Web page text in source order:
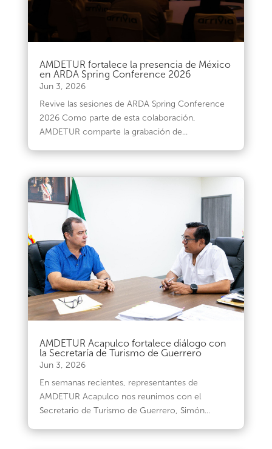
AMDETUR fortalece la presencia de México
en ARDA Spring Conference 2026
Jun 3, 2026
Revive las sesiones de ARDA Spring Conference
2026 Como parte de esta colaboración,
AMDETUR comparte la grabación de...
AMDETUR Acapulco fortalece diálogo con
la Secretaría de Turismo de Guerrero
Jun 3, 2026
En semanas recientes, representantes de
AMDETUR Acapulco nos reunimos con el
Secretario de Turismo de Guerrero, Simón...